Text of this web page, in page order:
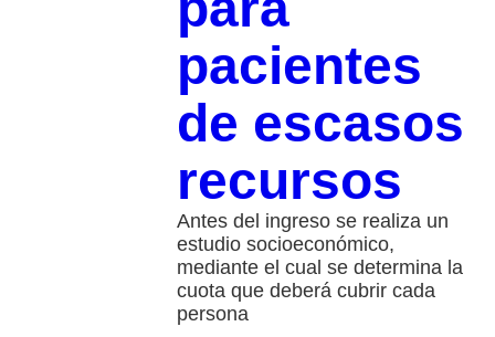
pacientes
de escasos
recursos
Antes del ingreso se realiza un
estudio socioeconómico,
mediante el cual se determina la
cuota que deberá cubrir cada
persona